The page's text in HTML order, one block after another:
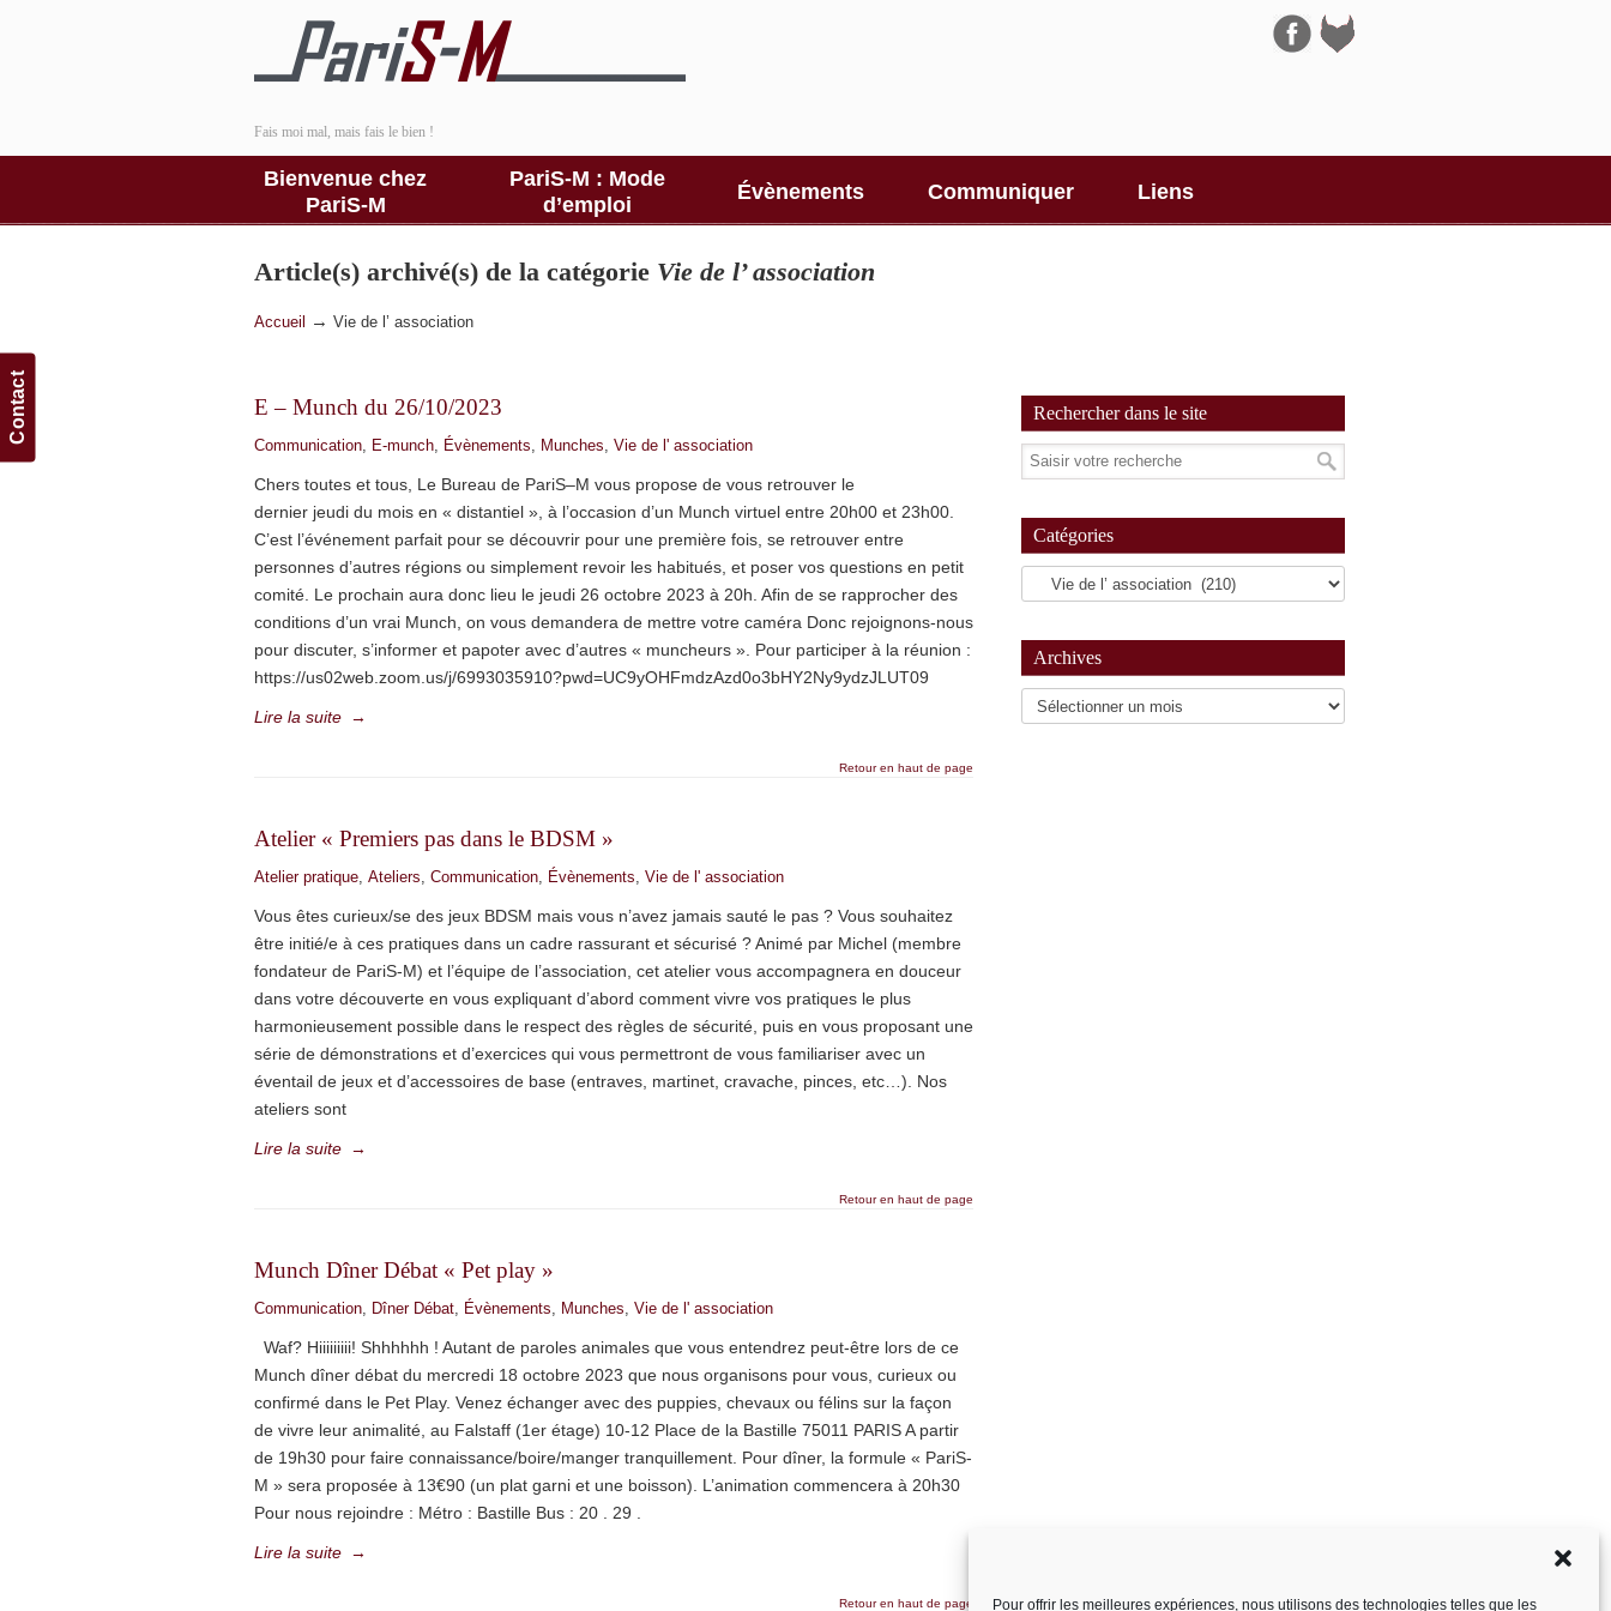
Pour offrir les meilleures expériences, nous utilisons des technologies telles que les
Contact
Fais moi mal, mais fais le bien !
Bienvenue chez
PariS-M
PariS-M : Mode
d’emploi
Évènements Communiquer Liens
Navigation
Article(s) archivé(s) de la catégorie Vie de l’ association
Accueil → Vie de l’ association
E – Munch du 26/10/2023
Communication, E-munch, Évènements, Munches, Vie de l' association
Chers toutes et tous, Le Bureau de PariS–M vous propose de vous retrouver le
dernier jeudi du mois en « distantiel », à l’occasion d’un Munch virtuel entre 20h00 et 23h00.
C’est l’événement parfait pour se découvrir pour une première fois, se retrouver entre
personnes d’autres régions ou simplement revoir les habitués, et poser vos questions en petit
comité. Le prochain aura donc lieu le jeudi 26 octobre 2023 à 20h. Afin de se rapprocher des
conditions d’un vrai Munch, on vous demandera de mettre votre caméra Donc rejoignons-nous
pour discuter, s’informer et papoter avec d’autres « muncheurs ». Pour participer à la réunion :
https://us02web.zoom.us/j/6993035910?pwd=UC9yOHFmdzAzd0o3bHY2Ny9ydzJLUT09
Lire la suite →
Retour en haut de page
Atelier « Premiers pas dans le BDSM »
Atelier pratique, Ateliers, Communication, Évènements, Vie de l' association
Vous êtes curieux/se des jeux BDSM mais vous n’avez jamais sauté le pas ? Vous souhaitez
être initié/e à ces pratiques dans un cadre rassurant et sécurisé ? Animé par Michel (membre
fondateur de PariS-M) et l’équipe de l’association, cet atelier vous accompagnera en douceur
dans votre découverte en vous expliquant d’abord comment vivre vos pratiques le plus
harmonieusement possible dans le respect des règles de sécurité, puis en vous proposant une
série de démonstrations et d’exercices qui vous permettront de vous familiariser avec un
éventail de jeux et d’accessoires de base (entraves, martinet, cravache, pinces, etc…). Nos
ateliers sont
Lire la suite →
Retour en haut de page
Munch Dîner Débat « Pet play »
Communication, Dîner Débat, Évènements, Munches, Vie de l' association
Waf? Hiiiiiiiii! Shhhhhh ! Autant de paroles animales que vous entendrez peut-être lors de ce
Munch dîner débat du mercredi 18 octobre 2023 que nous organisons pour vous, curieux ou
confirmé dans le Pet Play. Venez échanger avec des puppies, chevaux ou félins sur la façon
de vivre leur animalité, au Falstaff (1er étage) 10-12 Place de la Bastille 75011 PARIS A partir
de 19h30 pour faire connaissance/boire/manger tranquillement. Pour dîner, la formule « PariS-
M » sera proposée à 13€90 (un plat garni et une boisson). L’animation commencera à 20h30
Pour nous rejoindre : Métro : Bastille Bus : 20 . 29 .
Lire la suite →
Retour en haut de page
Rechercher dans le site
Catégories
Archives
Archives